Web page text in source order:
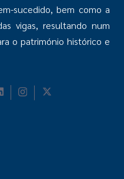
sucedido, bem como a
vigas, resultando num
o património histórico e